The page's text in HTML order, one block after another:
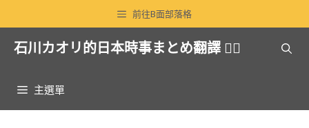
至
前往B面部落格
石川カオリ的日本時事まとめ翻譯 🏳️‍🌈
主選單